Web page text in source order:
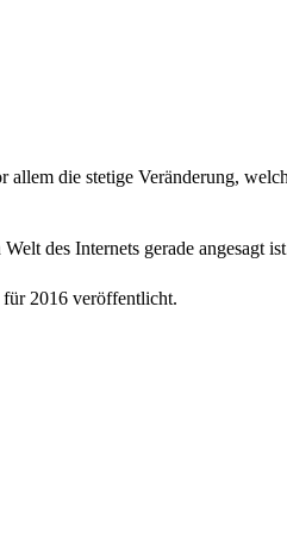
die stetige Veränderung,
des Internets gerade angesagt
für 2016 veröffentlicht.